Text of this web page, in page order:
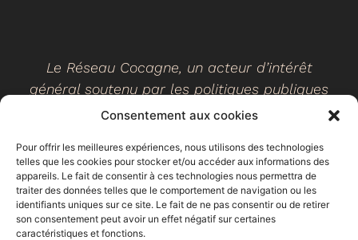
Consentement aux cookies
Pour offrir les meilleures expériences, nous utilisons des technologies
telles que les cookies pour stocker et/ou accéder aux informations des
appareils. Le fait de consentir à ces technologies nous permettra de
traiter des données telles que le comportement de navigation ou les
identifiants uniques sur ce site. Le fait de ne pas consentir ou de retirer
son consentement peut avoir un effet négatif sur certaines
caractéristiques et fonctions.
Le Réseau Cocagne, un acteur d’intérêt
général soutenu par les politiques publiques
©2026- Réseau Cocagne -Site web réalisé par Ethicweb
Mentions légales